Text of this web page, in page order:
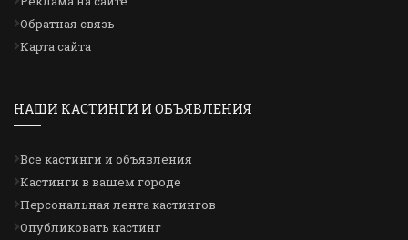
Обратная связь
Карта сайта
НАШИ КАСТИНГИ И ОБЪЯВЛЕНИЯ
Все кастинги и объявления
Кастинги в вашем городе
Персональная лента кастингов
Опубликовать кастинг